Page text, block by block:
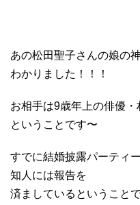
あの松田聖子さんの娘の
わかりました！！！
お相手は9歳年上の俳優
ということです〜
すでに結婚披露パーティ
知人には報告を
済ましているということ